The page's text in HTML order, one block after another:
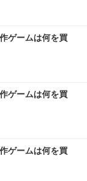
ゲームは何を買
ゲームは何を買
ゲームは何を買